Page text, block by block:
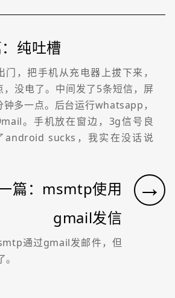
纯吐槽
门，把手机从充电器上拔下来，
，没电了。中间发了5条短信，屏
钟多一点。后台运行whatsapp，
。手机放在窗边，3g信号良
android sucks，我实在没话说
→
篇：msmtp使用
gmail发信
通过gmail发邮件，但